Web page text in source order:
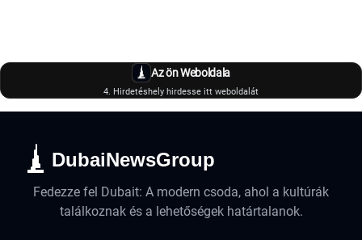
Az ön Weboldala
4. Hirdetéshely hirdesse itt weboldalát
DubaiNewsGroup
Fedezze fel Dubait: A modern csoda, ahol a kultúrák
találkoznak és a lehetőségek határtalanok.